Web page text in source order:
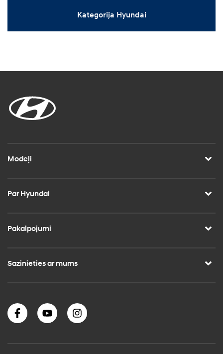
Kategorija Hyundai
Modeļi
Par Hyundai
Pakalpojumi
Sazinieties ar mums